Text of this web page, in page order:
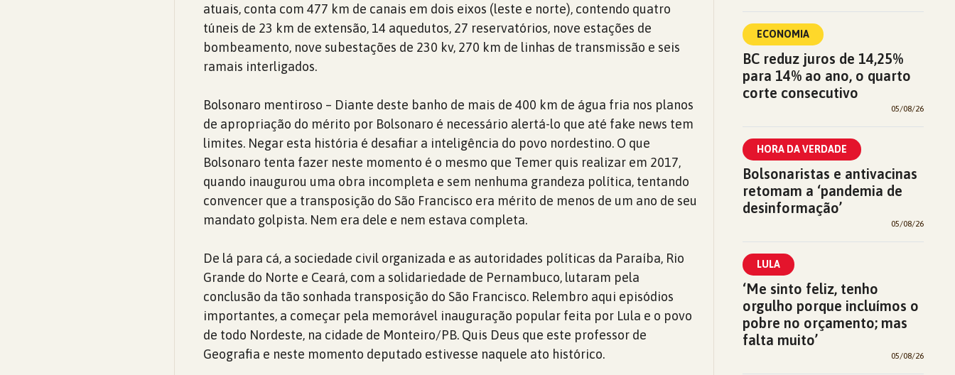
atuais, conta com 477 km de canais em dois eixos (leste e norte), contendo quatro
túneis de 23 km de extensão, 14 aquedutos, 27 reservatórios, nove estações de
bombeamento, nove subestações de 230 kv, 270 km de linhas de transmissão e seis
ramais interligados.
Bolsonaro mentiroso – Diante deste banho de mais de 400 km de água fria nos planos
de apropriação do mérito por Bolsonaro é necessário alertá-lo que até fake news tem
limites. Negar esta história é desafiar a inteligência do povo nordestino. O que
Bolsonaro tenta fazer neste momento é o mesmo que Temer quis realizar em 2017,
quando inaugurou uma obra incompleta e sem nenhuma grandeza política, tentando
convencer que a transposição do São Francisco era mérito de menos de um ano de seu
mandato golpista. Nem era dele e nem estava completa.
De lá para cá, a sociedade civil organizada e as autoridades políticas da Paraíba, Rio
Grande do Norte e Ceará, com a solidariedade de Pernambuco, lutaram pela
conclusão da tão sonhada transposição do São Francisco. Relembro aqui episódios
importantes, a começar pela memorável inauguração popular feita por Lula e o povo
de todo Nordeste, na cidade de Monteiro/PB. Quis Deus que este professor de
Geografia e neste momento deputado estivesse naquele ato histórico.
ECONOMIA
BC reduz juros de 14,25%
para 14% ao ano, o quarto
corte consecutivo
05/08/26
HORA DA VERDADE
Bolsonaristas e antivacinas
retomam a ‘pandemia de
desinformação’
05/08/26
LULA
‘Me sinto feliz, tenho
orgulho porque incluímos o
pobre no orçamento; mas
falta muito’
05/08/26